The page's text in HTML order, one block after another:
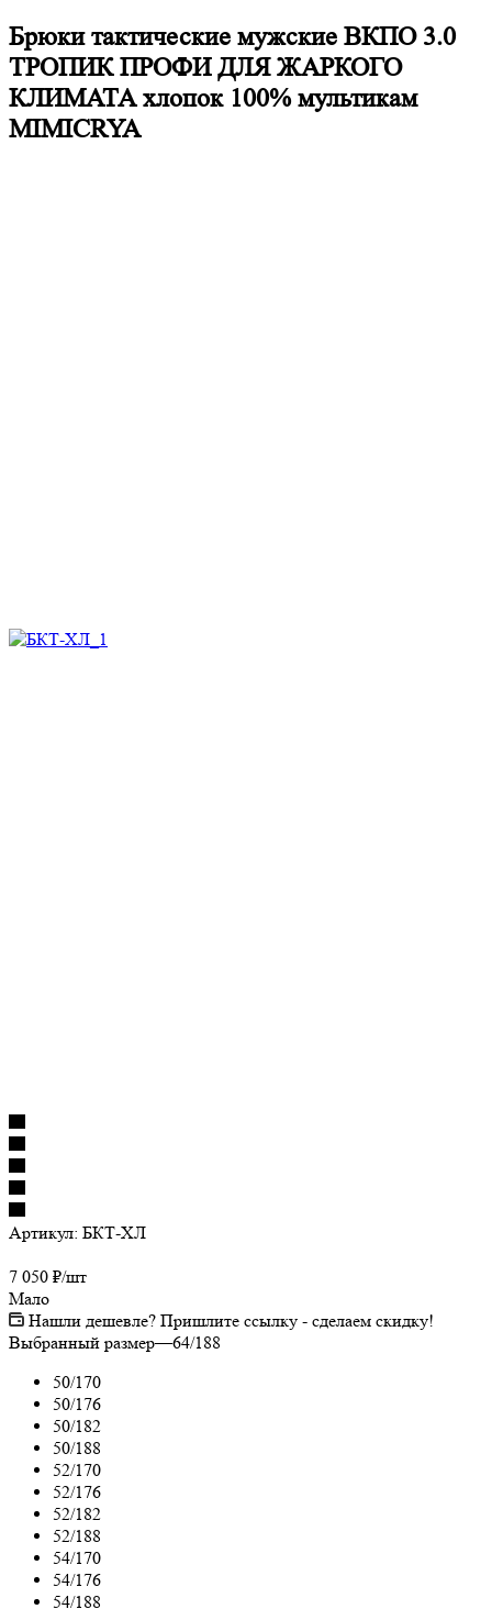
Брюки тактические мужские ВКПО 3.0
ТРОПИК ПРОФИ ДЛЯ ЖАРКОГО
КЛИМАТА хлопок 100% мультикам
MIMICRYA
Артикул: БКТ-ХЛ
7 050 ₽/шт
Мало
Нашли дешевле? Пришлите ссылку - сделаем скидку!
Выбранный размер—64/188
50/170
50/176
50/182
50/188
52/170
52/176
52/182
52/188
54/170
54/176
54/188